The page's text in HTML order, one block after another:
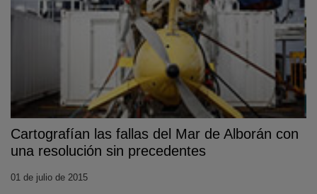
Cartografían las fallas del Mar de Alborán con
una resolución sin precedentes
01 de julio de 2015